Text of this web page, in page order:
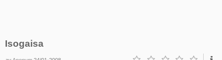
Isogaisa